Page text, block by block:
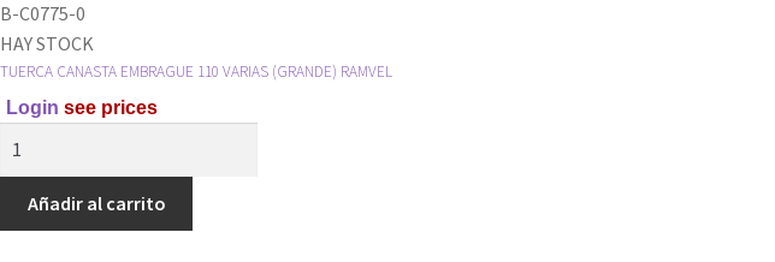
TORNILLO
RAMVEL
cantidad
B-C0775-0
HAY STOCK
TUERCA CANASTA EMBRAGUE 110 VARIAS (GRANDE) RAMVEL
Login see prices
EMBRAGUE
110
Añadir al carrito